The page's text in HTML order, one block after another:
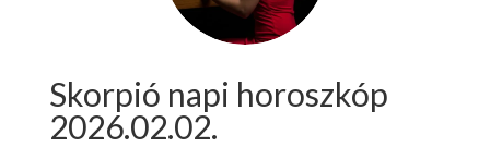
Skorpió napi horoszkóp
2026.02.02.